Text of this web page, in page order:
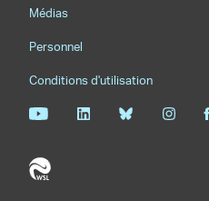
Médias
Personnel
Conditions d'utilisation